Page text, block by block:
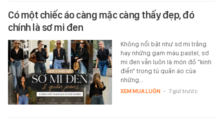
Có một chiếc áo càng mặc càng thấy đẹp, đó
chính là sơ mi đen
Không nổi bật như sơ mi trắng
hay những gam màu pastel, sơ
mi đen vẫn luôn là món đồ "kinh
điển" trong tủ quần áo của
những…
XEM MUA LUÔN - 7 giờ trước